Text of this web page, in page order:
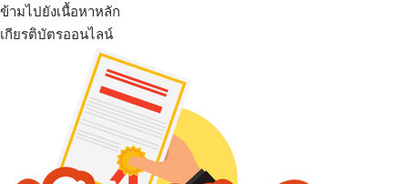
ข้ามไปยังเนื้อหาหลัก
เกียรติบัตรออนไลน์